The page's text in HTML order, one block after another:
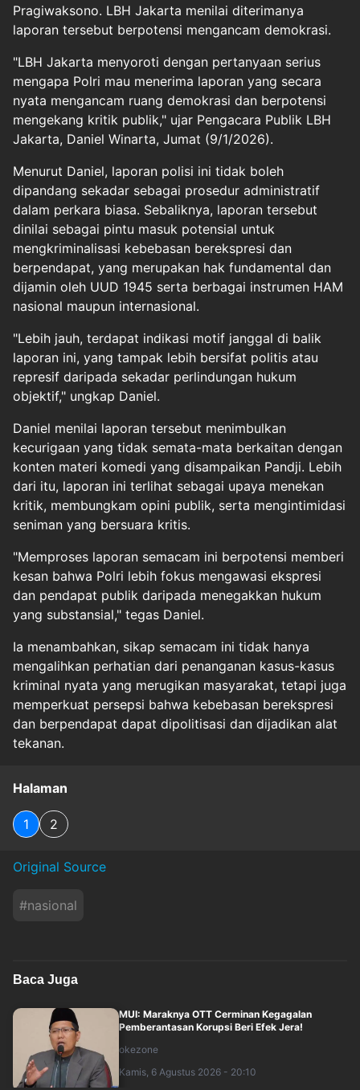
Pragiwaksono. LBH Jakarta menilai diterimanya
laporan tersebut berpotensi mengancam demokrasi.
"LBH Jakarta menyoroti dengan pertanyaan serius
mengapa Polri mau menerima laporan yang secara
nyata mengancam ruang demokrasi dan berpotensi
mengekang kritik publik," ujar Pengacara Publik LBH
Jakarta, Daniel Winarta, Jumat (9/1/2026).
Menurut Daniel, laporan polisi ini tidak boleh
dipandang sekadar sebagai prosedur administratif
dalam perkara biasa. Sebaliknya, laporan tersebut
dinilai sebagai pintu masuk potensial untuk
mengkriminalisasi kebebasan berekspresi dan
berpendapat, yang merupakan hak fundamental dan
dijamin oleh UUD 1945 serta berbagai instrumen HAM
nasional maupun internasional.
"Lebih jauh, terdapat indikasi motif janggal di balik
laporan ini, yang tampak lebih bersifat politis atau
represif daripada sekadar perlindungan hukum
objektif," ungkap Daniel.
Daniel menilai laporan tersebut menimbulkan
kecurigaan yang tidak semata-mata berkaitan dengan
konten materi komedi yang disampaikan Pandji. Lebih
dari itu, laporan ini terlihat sebagai upaya menekan
kritik, membungkam opini publik, serta mengintimidasi
seniman yang bersuara kritis.
"Memproses laporan semacam ini berpotensi memberi
kesan bahwa Polri lebih fokus mengawasi ekspresi
dan pendapat publik daripada menegakkan hukum
yang substansial," tegas Daniel.
Ia menambahkan, sikap semacam ini tidak hanya
mengalihkan perhatian dari penanganan kasus-kasus
kriminal nyata yang merugikan masyarakat, tetapi juga
memperkuat persepsi bahwa kebebasan berekspresi
dan berpendapat dapat dipolitisasi dan dijadikan alat
tekanan.
Halaman
1 2
Original Source
#nasional
Baca Juga
MUI: Maraknya OTT Cerminan Kegagalan
Pemberantasan Korupsi Beri Efek Jera!
okezone
Kamis, 6 Agustus 2026 - 20:10